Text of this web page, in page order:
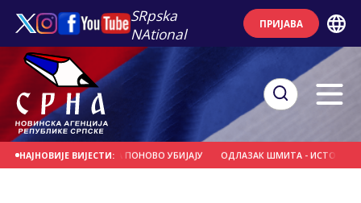
SRpska
NAtional
ПРИЈАВА
НАЈНОВИЈЕ ВИЈЕСТИ:
МАЛОГ СЛОБОДАНА ПОНОВО УБИЈАЈУ ОДЛАЗАК ШМИТА - ИСТОРИЈСКА